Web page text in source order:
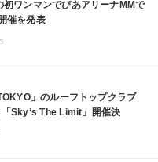
ワンマンでぴあアリーナMMで
催を発表
」のルーフトップクラブ
Sky‘s The Limit」開催決
）ら日本を代表するDJ・クリ